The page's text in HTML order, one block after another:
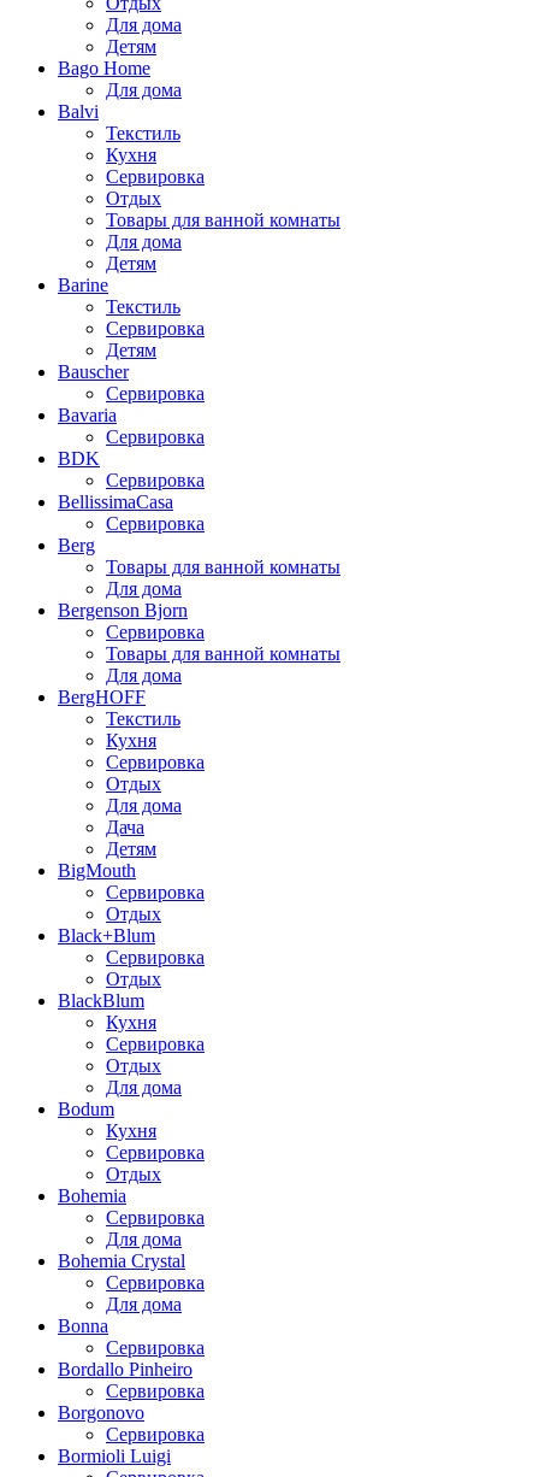
Для дома
Детям
Bago Home
Для дома
Balvi
Текстиль
Кухня
Сервировка
Отдых
Товары для ванной комнаты
Для дома
Детям
Barine
Текстиль
Сервировка
Детям
Bauscher
Сервировка
Bavaria
Сервировка
BDK
Сервировка
BellissimaCasa
Сервировка
Berg
Товары для ванной комнаты
Для дома
Bergenson Bjorn
Сервировка
Товары для ванной комнаты
Для дома
BergHOFF
Текстиль
Кухня
Сервировка
Отдых
Для дома
Дача
Детям
BigMouth
Сервировка
Отдых
Black+Blum
Сервировка
Отдых
BlackBlum
Кухня
Сервировка
Отдых
Для дома
Bodum
Кухня
Сервировка
Отдых
Bohemia
Сервировка
Для дома
Bohemia Crystal
Сервировка
Для дома
Bonna
Сервировка
Bordallo Pinheiro
Сервировка
Borgonovo
Сервировка
Bormioli Luigi